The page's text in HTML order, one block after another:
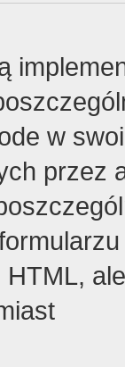
w
przez
HTML,